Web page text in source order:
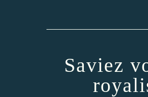
Saviez